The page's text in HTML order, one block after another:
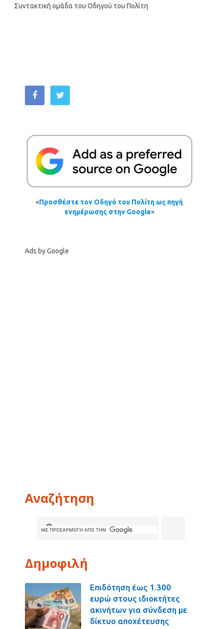
Συντακτική ομάδα του Οδηγού του Πολίτη
«Προσθέστε τον Οδηγό του Πολίτη ως πηγή
ενημέρωσης στην Google»
Ads by Google
Αναζήτηση
Δημοφιλή
Επιδότηση έως 1.300
ευρώ στους ιδιοκτήτες
ακινήτων για σύνδεση με
δίκτυο αποχέτευσης